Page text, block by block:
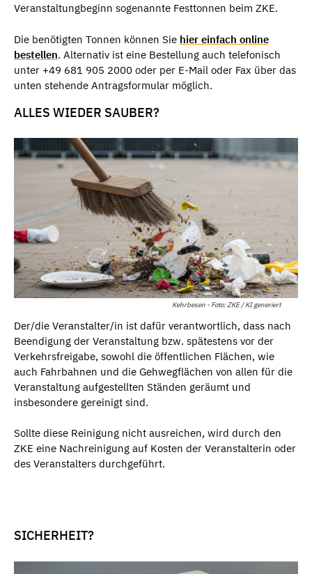
Veranstaltungbeginn sogenannte Festtonnen beim ZKE.
Die benötigten Tonnen können Sie hier einfach online
bestellen. Alternativ ist eine Bestellung auch telefonisch
unter +49 681 905 2000 oder per E-Mail oder Fax über das
unten stehende Antragsformular möglich.
ALLES WIEDER SAUBER?
Kehrbesen - Foto: ZKE / KI generiert
Der/die Veranstalter/in ist dafür verantwortlich, dass nach
Beendigung der Veranstaltung bzw. spätestens vor der
Verkehrsfreigabe, sowohl die öffentlichen Flächen, wie
auch Fahrbahnen und die Gehwegflächen von allen für die
Veranstaltung aufgestellten Ständen geräumt und
insbesondere gereinigt sind.
Sollte diese Reinigung nicht ausreichen, wird durch den
ZKE eine Nachreinigung auf Kosten der Veranstalterin oder
des Veranstalters durchgeführt.
SICHERHEIT?